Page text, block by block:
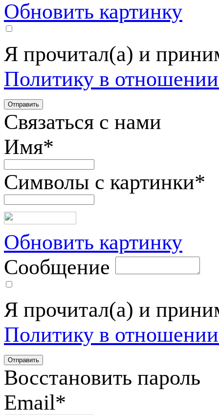
Обновить картинку
Я прочитал(а) и
Политику в
Связаться с нами
Имя*
Символы с картинки*
Обновить картинку
Сообщение
Я прочитал(а) и
Политику в
Восстановить пароль
Email*